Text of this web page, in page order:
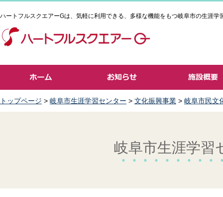
ハートフルスクエアーGは、気軽に利用できる、多様な機能をもつ岐阜市の生涯学
トップページ > 岐阜市生涯学習センター > 文化振興事業 > 岐阜市民文
岐阜市生涯学習